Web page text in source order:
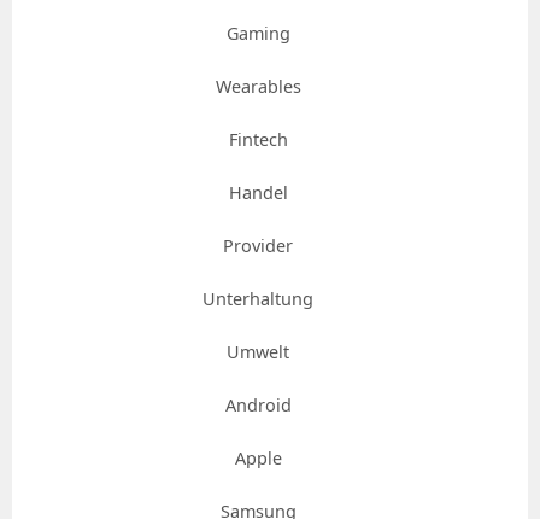
Gaming
Wearables
Fintech
Handel
Provider
Unterhaltung
Umwelt
Android
Apple
Samsung